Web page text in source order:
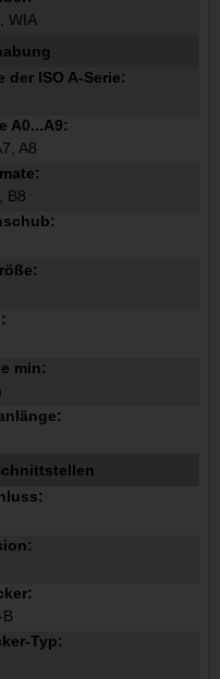
WIA
der ISO A-Serie:
A0...A9:
A8
B8
min:
B
Typ: